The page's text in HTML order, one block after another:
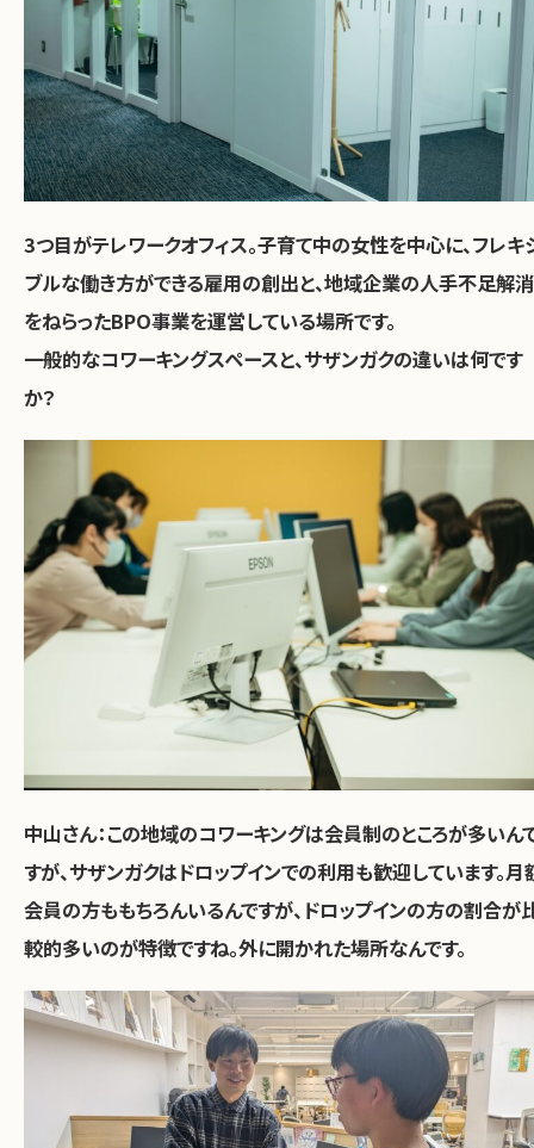
3つ目がテレワークオフィス。子育て中の女性を中心に、フレキ
ブルな働き方ができる雇用の創出と、地域企業の人手不足解消
をねらったBPO事業を運営している場所です。
――一般的なコワーキングスペースと、サザンガクの違いは何です
か？
中山さん：この地域のコワーキングは会員制のところが多いん
すが、サザンガクはドロップインでの利用も歓迎しています。月
会員の方ももちろんいるんですが、ドロップインの方の割合が
較的多いのが特徴ですね。外に開かれた場所なんです。